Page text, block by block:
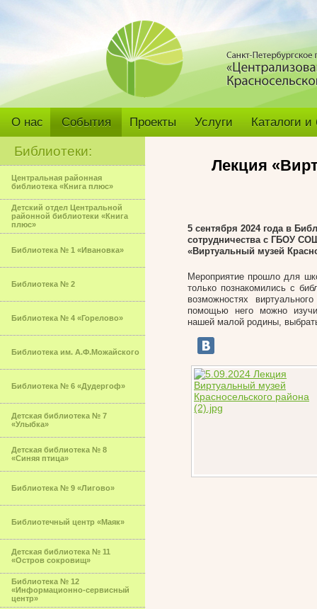
О нас События Проекты Услуги Каталоги
Библиотеки:
Центральная районная
библиотека «Книга плюс»
Детский отдел Центральной
районной библиотеки «Книга
плюс»
Библиотека № 1 «Ивановка»
Библиотека № 2
Библиотека № 4 «Горелово»
Библиотека им. А.Ф.Можайского
Библиотека № 6 «Дудергоф»
Детская библиотека № 7
«Улыбка»
Детская библиотека № 8
«Синяя птица»
Библиотека № 9 «Лигово»
Библиотечный центр «Маяк»
Детская библиотека № 11
«Остров сокровищ»
Библиотека № 12
«Информационно-сервисный
центр»
Лекция
5 сентября 2024 года в
сотрудничества с ГБОУ
«Виртуальный музей
Мероприятие прошло для
только познакомились с
возможностях
помощью него можно
нашей малой родины,